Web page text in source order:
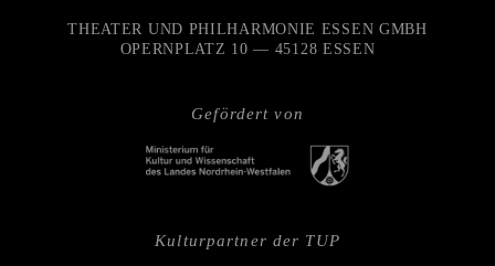
Gefördert von
THEATER UND PHILHARMONIE ESSEN GMBH
OPERNPLATZ 10 — 45128 ESSEN
Kulturpartner der TUP